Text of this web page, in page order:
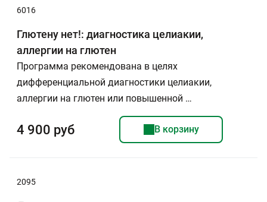
6016
Глютену нет!: диагностика целиакии,
аллергии на глютен
Программа рекомендована в целях
дифференциальной диагностики целиакии,
аллергии на глютен или повышенной …
4 900 руб В корзину
2095